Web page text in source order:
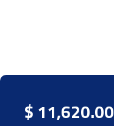
$ 11,620.00